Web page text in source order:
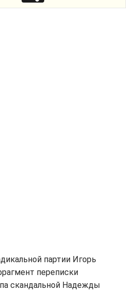
партии Игорь
переписки
скандальной Надежды